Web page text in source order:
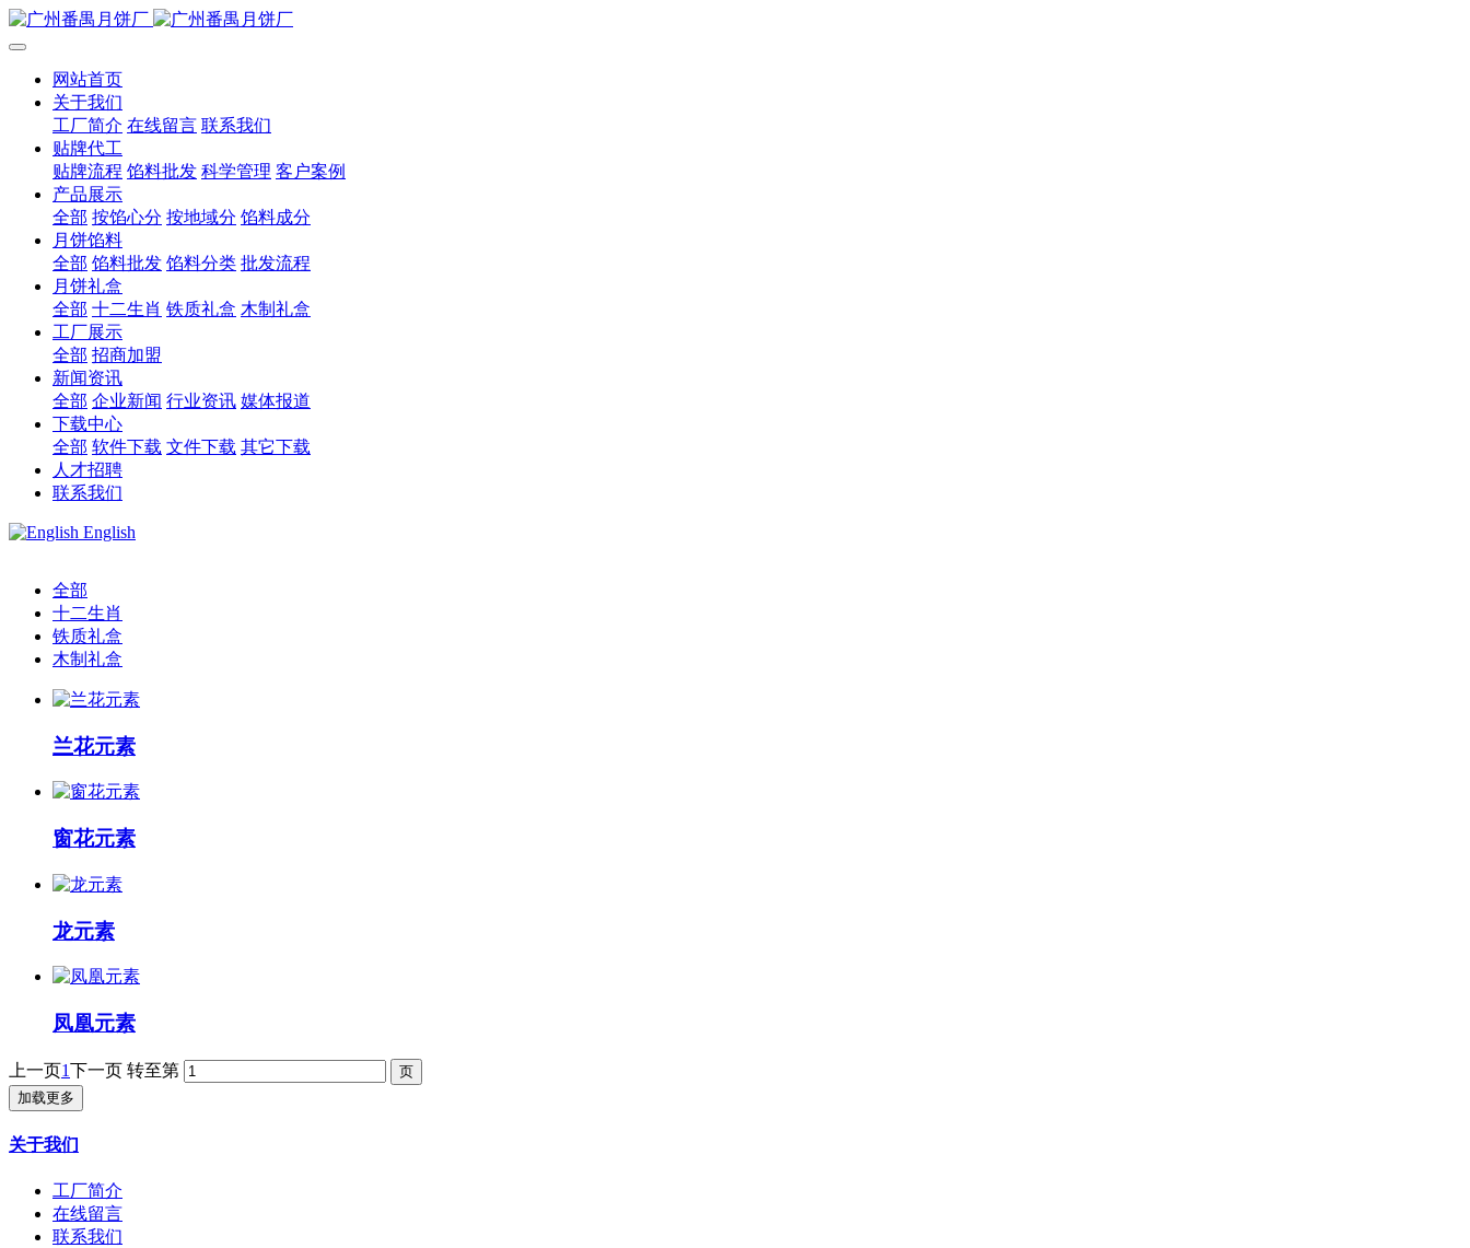
网站首页
关于我们
工厂简介 在线留言 联系我们
贴牌代工
贴牌流程 馅料批发 科学管理 客户案例
产品展示
全部 按馅心分 按地域分 馅料成分
月饼馅料
全部 馅料批发 馅料分类 批发流程
月饼礼盒
全部 十二生肖 铁质礼盒 木制礼盒
工厂展示
全部 招商加盟
新闻资讯
全部 企业新闻 行业资讯 媒体报道
下载中心
全部 软件下载 文件下载 其它下载
人才招聘
联系我们
English
全部
十二生肖
铁质礼盒
木制礼盒
兰花元素
窗花元素
龙元素
凤凰元素
上一页1下一页 转至第
加载更多
关于我们
工厂简介
在线留言
联系我们